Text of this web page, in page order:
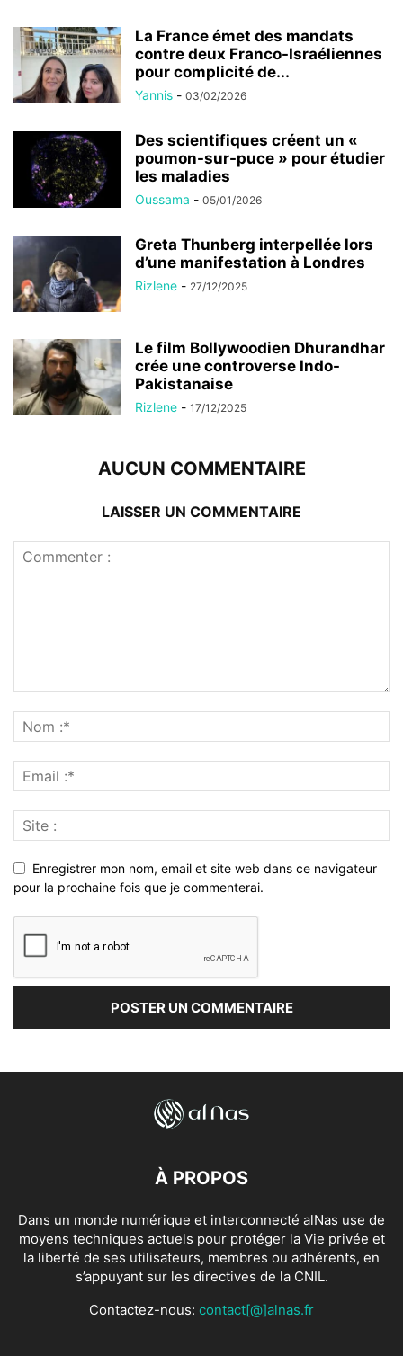
La France émet des mandats
contre deux Franco-Israéliennes
pour complicité de...
Yannis - 03/02/2026
Des scientifiques créent un «
poumon-sur-puce » pour étudier
les maladies
Oussama - 05/01/2026
Greta Thunberg interpellée lors
d’une manifestation à Londres
Rizlene - 27/12/2025
Le film Bollywoodien Dhurandhar
crée une controverse Indo-
Pakistanaise
Rizlene - 17/12/2025
AUCUN COMMENTAIRE
LAISSER UN COMMENTAIRE
Enregistrer mon nom, email et site web dans ce navigateur
pour la prochaine fois que je commenterai.
À PROPOS
Dans un monde numérique et interconnecté alNas use de
moyens techniques actuels pour protéger la Vie privée et
la liberté de ses utilisateurs, membres ou adhérents, en
s’appuyant sur les directives de la CNIL.
Contactez-nous: contact[@]alnas.fr